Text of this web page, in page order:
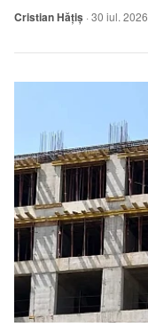
Cristian Hățiș · 30 iul. 2026